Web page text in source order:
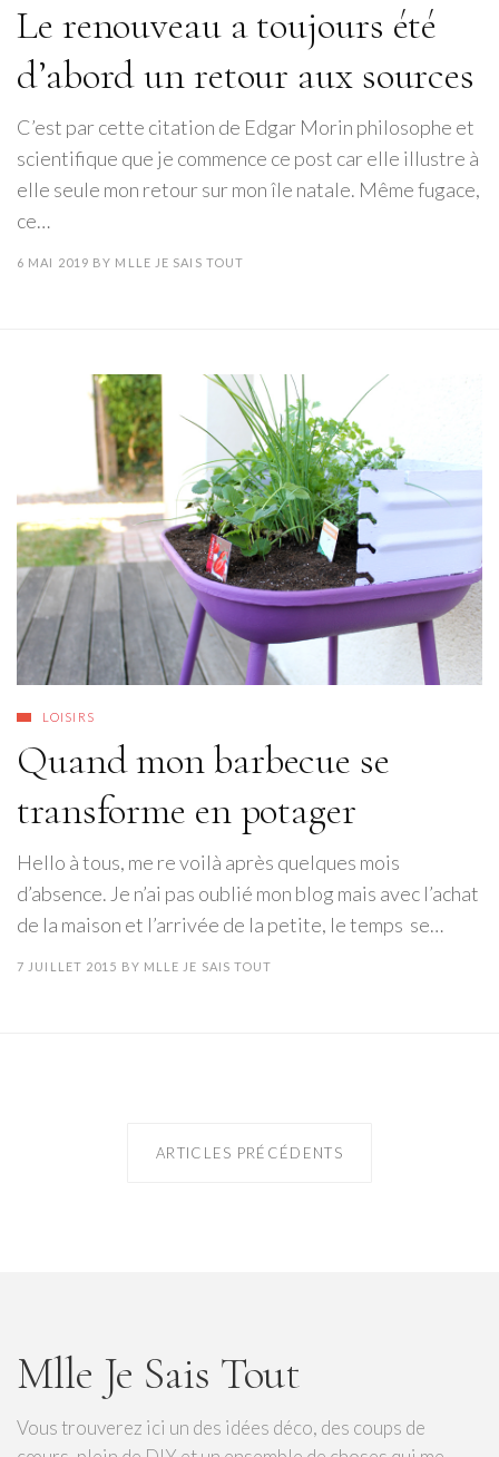
Le renouveau a toujours été
d’abord un retour aux sources
C’est par cette citation de Edgar Morin philosophe et
scientifique que je commence ce post car elle illustre à
elle seule mon retour sur mon île natale. Même fugace,
ce…
6 MAI 2019 BY MLLE JE SAIS TOUT
LOISIRS
Quand mon barbecue se
transforme en potager
Hello à tous, me re voilà après quelques mois
d’absence. Je n’ai pas oublié mon blog mais avec l’achat
de la maison et l’arrivée de la petite, le temps se…
7 JUILLET 2015 BY MLLE JE SAIS TOUT
ARTICLES PRÉCÉDENTS
Mlle Je Sais Tout
Vous trouverez ici un des idées déco, des coups de